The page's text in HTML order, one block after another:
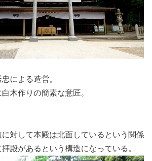
による造営。
木作りの簡素な意匠。
対して本殿は北面しているという関係
拝殿があるという構造になっている。